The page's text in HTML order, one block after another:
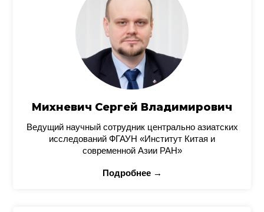
Михневич Сергей Владимирович
Ведущий научный сотрудник центрально азиатских
исследований ФГАУН «Институт Китая и
современной Азии РАН»
Подробнее →